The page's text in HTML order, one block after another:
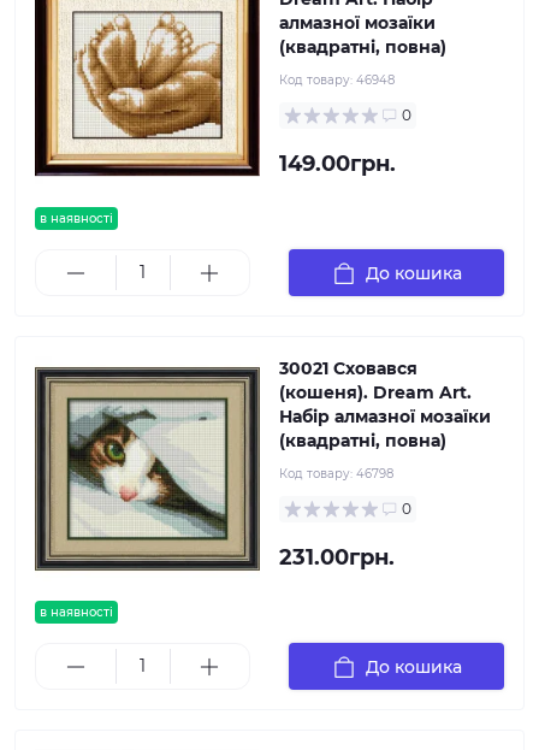
в наявності
алмазної мозаїки
(квадратні, повна)
Код товару: 46948
0
149.00грн.
До кошика
в наявності
30021 Сховався
(кошеня). Dream Art.
Набір алмазної мозаїки
(квадратні, повна)
Код товару: 46798
0
231.00грн.
До кошика